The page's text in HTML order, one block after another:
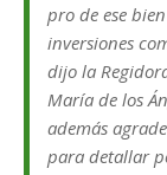
pro de ese
inversiones
dijo la
María de los
además
para detallar